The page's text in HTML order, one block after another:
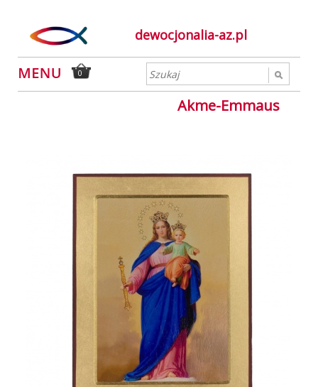
dewocjonalia-az.pl
0
Akme-Emmaus